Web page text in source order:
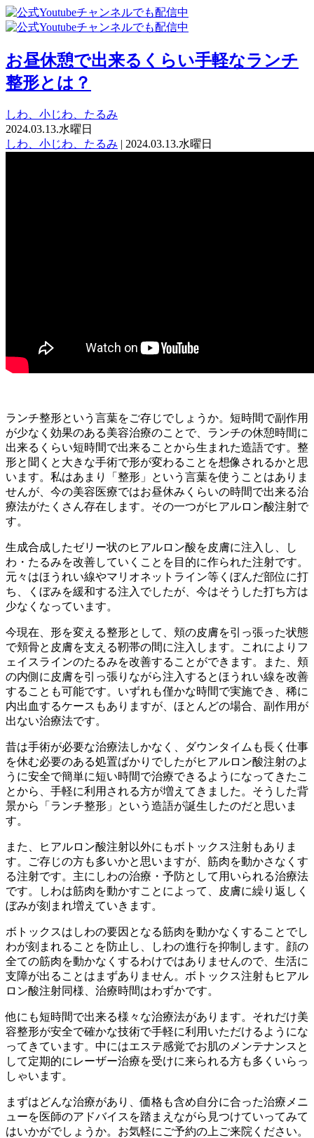
お昼休憩で出来るくらい手軽なランチ
整形とは？
しわ、小じわ、たるみ
2024.03.13.水曜日
しわ、小じわ、たるみ | 2024.03.13.水曜日
ランチ整形という言葉をご存じでしょうか。短時間で副作用
が少なく効果のある美容治療のことで、ランチの休憩時間に
出来るくらい短時間で出来ることから生まれた造語です。整
形と聞くと大きな手術で形が変わることを想像されるかと思
います。私はあまり「整形」という言葉を使うことはありま
せんが、今の美容医療ではお昼休みくらいの時間で出来る治
療法がたくさん存在します。その一つがヒアルロン酸注射で
す。
生成合成したゼリー状のヒアルロン酸を皮膚に注入し、し
わ・たるみを改善していくことを目的に作られた注射です。
元々はほうれい線やマリオネットライン等くぼんだ部位に打
ち、くぼみを緩和する注入でしたが、今はそうした打ち方は
少なくなっています。
今現在、形を変える整形として、頬の皮膚を引っ張った状態
で頬骨と皮膚を支える靭帯の間に注入します。これによりフ
ェイスラインのたるみを改善することができます。また、頬
の内側に皮膚を引っ張りながら注入するとほうれい線を改善
することも可能です。いずれも僅かな時間で実施でき、稀に
内出血するケースもありますが、ほとんどの場合、副作用が
出ない治療法です。
昔は手術が必要な治療法しかなく、ダウンタイムも長く仕事
を休む必要のある処置ばかりでしたがヒアルロン酸注射のよ
うに安全で簡単に短い時間で治療できるようになってきたこ
とから、手軽に利用される方が増えてきました。そうした背
景から「ランチ整形」という造語が誕生したのだと思いま
す。
また、ヒアルロン酸注射以外にもボトックス注射もありま
す。ご存じの方も多いかと思いますが、筋肉を動かさなくす
る注射です。主にしわの治療・予防として用いられる治療法
です。しわは筋肉を動かすことによって、皮膚に繰り返しく
ぼみが刻まれ増えていきます。
ボトックスはしわの要因となる筋肉を動かなくすることでし
わが刻まれることを防止し、しわの進行を抑制します。顔の
全ての筋肉を動かなくするわけではありませんので、生活に
支障が出ることはまずありません。ボトックス注射もヒアル
ロン酸注射同様、治療時間はわずかです。
他にも短時間で出来る様々な治療法があります。それだけ美
容整形が安全で確かな技術で手軽に利用いただけるようにな
ってきています。中にはエステ感覚でお肌のメンテナンスと
して定期的にレーザー治療を受けに来られる方も多くいらっ
しゃいます。
まずはどんな治療があり、価格も含め自分に合った治療メニ
ューを医師のアドバイスを踏まえながら見つけていってみて
はいかがでしょうか。お気軽にご予約の上ご来院ください。